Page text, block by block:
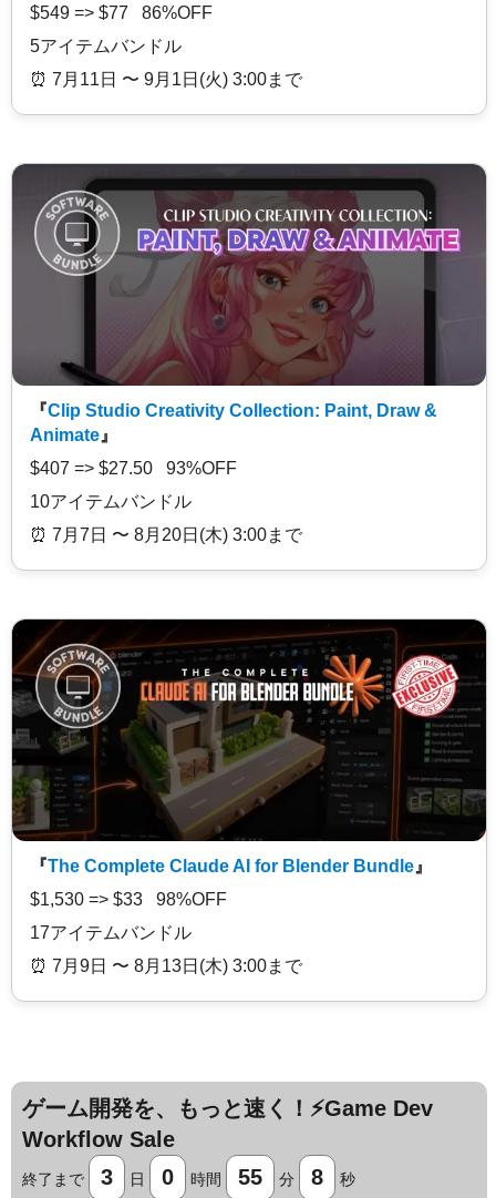
$549 => $77 86%OFF
5アイテムバンドル
⏰️ 7月11日 〜 9月1日(火) 3:00まで
『Clip Studio Creativity Collection: Paint, Draw &
Animate 』
$407 => $27.50 93%OFF
10アイテムバンドル
⏰️ 7月7日 〜 8月20日(木) 3:00まで
『The Complete Claude AI for Blender Bundle 』
$1,530 => $33 98%OFF
17アイテムバンドル
⏰️ 7月9日 〜 8月13日(木) 3:00まで
ゲーム開発を、もっと速く！⚡️Game Dev
Workflow Sale
終了まで 3 日 0 時間 55 分 7 秒